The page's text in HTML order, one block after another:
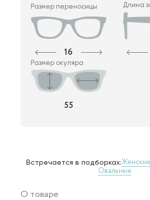
Размер переносицы
16
Длина
Размер окуляра
55
Встречается в подборках:Женские
Овальные
О товаре